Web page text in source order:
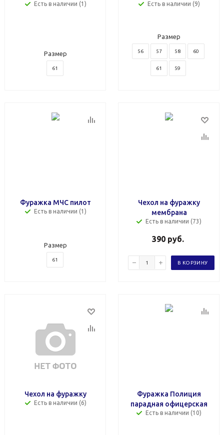
Есть в наличии (1)
Размер
61
Есть в наличии (9)
Размер
56 57 58 60
61 59
Фуражка МЧС пилот
Есть в наличии (1)
Размер
61
Чехол на фуражку
мембрана
Есть в наличии (73)
390 руб.
В КОРЗИНУ
Чехол на фуражку
Есть в наличии (6)
Фуражка Полиция
парадная офицерская
Есть в наличии (10)